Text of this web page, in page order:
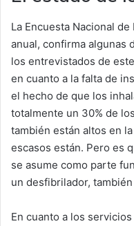
La Encuesta Nacional
anual, confirma algunas
los entrevistados de
en cuanto a la falta de
el hecho de que los
totalmente un 30% de
también están altos en
escasos están. Pero es
se asume como parte
un desfibrilador,
En cuanto a los